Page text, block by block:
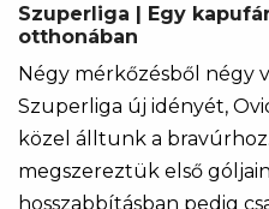
Szuperliga | Egy
otthonában
Négy mérkőzésből négy
Szuperliga új idényét,
közel álltunk a
megszereztük első
hosszabbításban pedig